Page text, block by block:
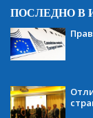
ПОСЛЕДНО В